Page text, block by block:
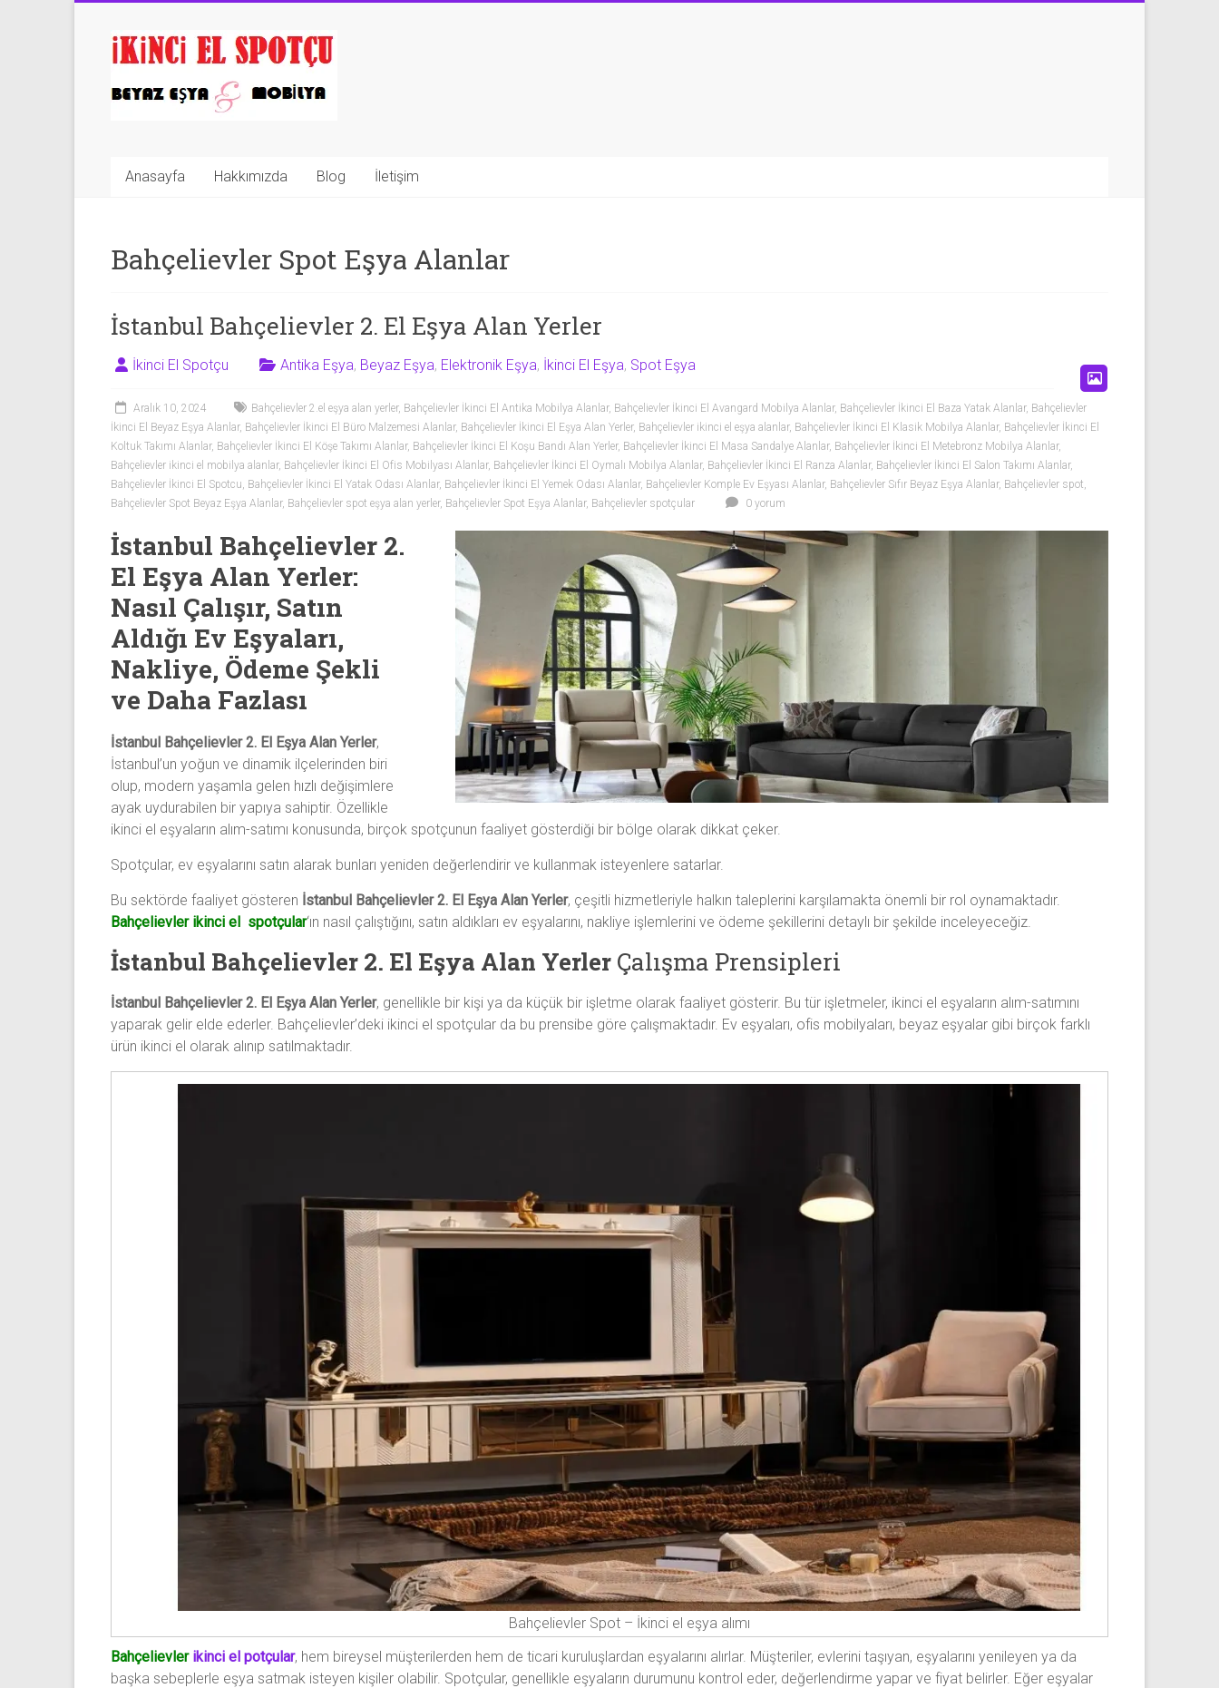
contentİkinci
El
2.El
Alanlar
|
Mobilya
|
Beyaz
Eşya
İkinci
el
firması,
ev
eşyaları,
beyaz
eşya,
spot
eşya,
ikinci
eşya,
tv,
klima,
kombi
ve
alımı
gibi
komple
eşya
alımı
Anasayfa Hakkımızda Blog İletişim
Bahçelievler Spot Eşya Alanlar
İstanbul Bahçelievler 2. El Eşya Alan Yerler
İkinci El Spotçu Antika Eşya, Beyaz Eşya, Elektronik Eşya, İkinci El Eşya, Spot Eşya
Aralık 10, 2024 Bahçelievler 2.el eşya alan yerler, Bahçelievler İkinci El Antika Mobilya Alanlar, Bahçelievler İkinci El Avangard Mobilya Alanlar, Bahçelievler İkinci El Baza Yatak Alanlar, Bahçelievler
İkinci El Beyaz Eşya Alanlar, Bahçelievler İkinci El Büro Malzemesi Alanlar, Bahçelievler İkinci El Eşya Alan Yerler, Bahçelievler ikinci el eşya alanlar, Bahçelievler İkinci El Klasik Mobilya Alanlar, Bahçelievler İkinci El
Koltuk Takımı Alanlar, Bahçelievler İkinci El Köşe Takımı Alanlar, Bahçelievler İkinci El Koşu Bandı Alan Yerler, Bahçelievler İkinci El Masa Sandalye Alanlar, Bahçelievler İkinci El Metebronz Mobilya Alanlar,
Bahçelievler ikinci el mobilya alanlar, Bahçelievler İkinci El Ofis Mobilyası Alanlar, Bahçelievler İkinci El Oymalı Mobilya Alanlar, Bahçelievler İkinci El Ranza Alanlar, Bahçelievler İkinci El Salon Takımı Alanlar,
Bahçelievler İkinci El Spotcu, Bahçelievler İkinci El Yatak Odası Alanlar, Bahçelievler İkinci El Yemek Odası Alanlar, Bahçelievler Komple Ev Eşyası Alanlar, Bahçelievler Sıfır Beyaz Eşya Alanlar, Bahçelievler spot,
Bahçelievler Spot Beyaz Eşya Alanlar, Bahçelievler spot eşya alan yerler, Bahçelievler Spot Eşya Alanlar, Bahçelievler spotçular 0 yorum
İstanbul Bahçelievler 2.
El Eşya Alan Yerler:
Nasıl Çalışır, Satın
Aldığı Ev Eşyaları,
Nakliye, Ödeme Şekli
ve Daha Fazlası
İstanbul Bahçelievler 2. El Eşya Alan Yerler,
İstanbul’un yoğun ve dinamik ilçelerinden biri
olup, modern yaşamla gelen hızlı değişimlere
ayak uydurabilen bir yapıya sahiptir. Özellikle
ikinci el eşyaların alım-satımı konusunda, birçok spotçunun faaliyet gösterdiği bir bölge olarak dikkat çeker.
Spotçular, ev eşyalarını satın alarak bunları yeniden değerlendirir ve kullanmak isteyenlere satarlar.
Bu sektörde faaliyet gösteren İstanbul Bahçelievler 2. El Eşya Alan Yerler, çeşitli hizmetleriyle halkın taleplerini karşılamakta önemli bir rol oynamaktadır.
Bahçelievler ikinci el spotçular‘ın nasıl çalıştığını, satın aldıkları ev eşyalarını, nakliye işlemlerini ve ödeme şekillerini detaylı bir şekilde inceleyeceğiz.
İstanbul Bahçelievler 2. El Eşya Alan Yerler Çalışma Prensipleri
İstanbul Bahçelievler 2. El Eşya Alan Yerler, genellikle bir kişi ya da küçük bir işletme olarak faaliyet gösterir. Bu tür işletmeler, ikinci el eşyaların alım-satımını
yaparak gelir elde ederler. Bahçelievler’deki ikinci el spotçular da bu prensibe göre çalışmaktadır. Ev eşyaları, ofis mobilyaları, beyaz eşyalar gibi birçok farklı
ürün ikinci el olarak alınıp satılmaktadır.
Bahçelievler Spot – İkinci el eşya alımı
Bahçelievler ikinci el potçular, hem bireysel müşterilerden hem de ticari kuruluşlardan eşyalarını alırlar. Müşteriler, evlerini taşıyan, eşyalarını yenileyen ya da
başka sebeplerle eşya satmak isteyen kişiler olabilir. Spotçular, genellikle eşyaların durumunu kontrol eder, değerlendirme yapar ve fiyat belirler. Eğer eşyalar